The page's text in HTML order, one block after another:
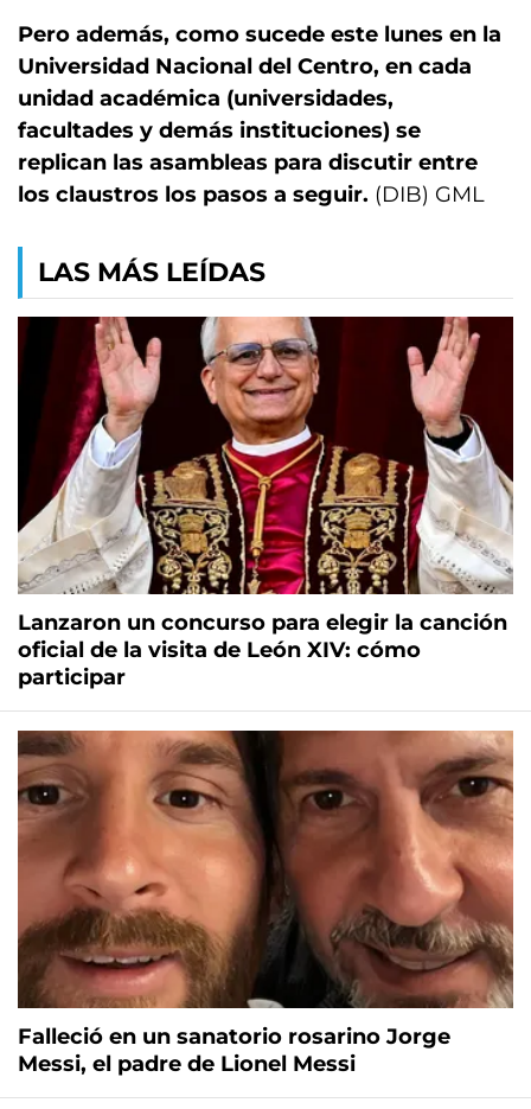
Pero además, como sucede este lunes en la
Universidad Nacional del Centro, en cada
unidad académica (universidades,
facultades y demás instituciones) se
replican las asambleas para discutir entre
los claustros los pasos a seguir. (DIB) GML
LAS MÁS LEÍDAS
Lanzaron un concurso para elegir la canción
oficial de la visita de León XIV: cómo
participar
Falleció en un sanatorio rosarino Jorge
Messi, el padre de Lionel Messi